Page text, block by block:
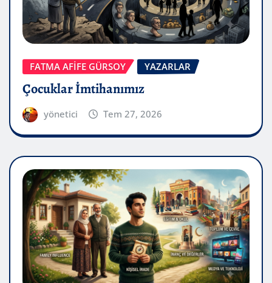
FATMA AFİFE GÜRSOY YAZARLAR
Çocuklar İmtihanımız
yönetici Tem 27, 2026